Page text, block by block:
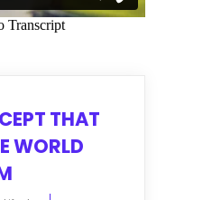
THAT
WORLD